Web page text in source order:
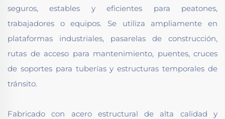
seguros, estables y eficientes para peatones,
trabajadores o equipos. Se utiliza ampliamente en
plataformas industriales, pasarelas de construcción,
rutas de acceso para mantenimiento, puentes, cruces
de soportes para tuberías y estructuras temporales de
tránsito.
Fabricado con acero estructural de alta calidad y